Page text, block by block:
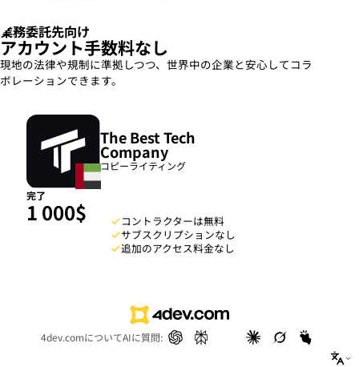
業務委託先向け
アカウント手数料なし
現地の法律や規制に準拠しつつ、世界中の企業と安心してコラ
ボレーションできます。
The Best Tech
Company
コピーライティング
完了
1 000$
コントラクターは無料
サブスクリプションなし
追加のアクセス料金なし
4dev.comについてAIに質問: